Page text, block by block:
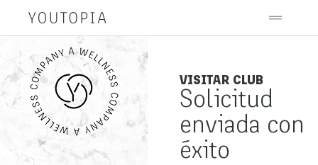
VISITAR CLUB
Solicitud
enviada con
éxito